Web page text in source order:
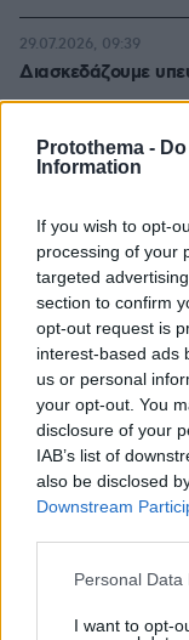
Protothema -
Information
If you wish to opt-
processing of your
targeted
section to confirm
opt-out request is
interest-based ads
us or personal
your opt-out. You
disclosure of your
IAB’s list of
also be disclosed
Downstream
Please note that
not limited to your
Personal
I want to opt-
Διασκεδάζουμε
29.07.2026, 09:39
ΣΧΟΛΙΑ
Αξιολόγηση τώρα
03.04.2024, 17:00
Δε μπορώ να
αξιολογεί το
αξιολόγησης! Τι
ναι το ίδιο
μου! Σίγουρα η
σωστή (η γυναίκα
αξιολογηθεί)
Αλήθεια αν
εκπαιδευτικοί?